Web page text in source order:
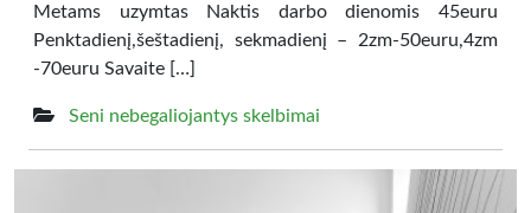
Metams uzymtas Naktis darbo dienomis 45euru
Penktadienį,šeštadienį, sekmadienį – 2zm-50euru,4zm
-70euru Savaite […]
Seni nebegaliojantys skelbimai